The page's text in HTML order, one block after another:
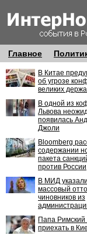
Главное
В Китае
об угрозе
великих
В одной из
Львова
появилась
Джоли
Bloomberg
содержании
пакета
против России
В МИД
массовый
чиновников из
Папа Римский
приехать в